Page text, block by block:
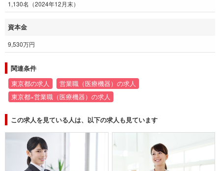
1,130名（2024年12月末）
資本金
9,530万円
関連条件
東京都の求人
営業職（医療機器）の求人
東京都×営業職（医療機器）の求人
この求人を見ている人は、以下の求人も見ています